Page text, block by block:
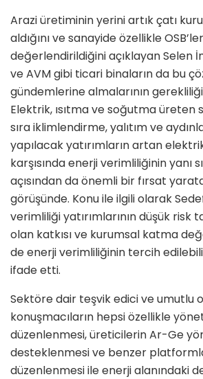
Arazi üretiminin yerini artık çatı
aldığını ve sanayide özellikle
değerlendirildiğini açıklayan Selen
ve AVM gibi ticari binaların da bu
gündemlerine almalarının
Elektrik, ısıtma ve soğutma üreten
sıra iklimlendirme, yalıtım ve
yapılacak yatırımların artan
karşısında enerji verimliliğinin yanı
açısından da önemli bir fırsat
görüşünde. Konu ile ilgili olarak
verimliliği yatırımlarının düşük risk
olan katkısı ve kurumsal katma
de enerji verimliliğinin tercih
ifade etti.
Sektöre dair teşvik edici ve umutlu
konuşmacıların hepsi özellikle
düzenlenmesi, üreticilerin Ar-Ge
desteklenmesi ve benzer
düzenlenmesi ile enerji alanındaki